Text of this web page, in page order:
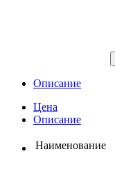
Описание
Цена
Описание
Наименование